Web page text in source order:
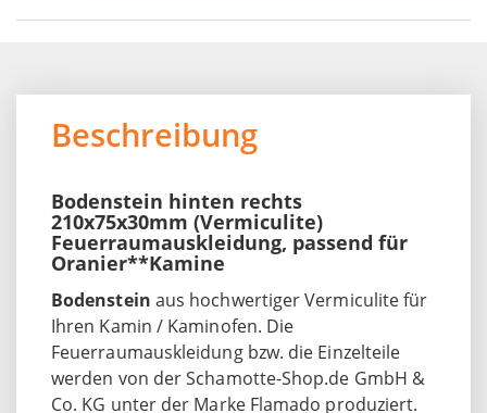
Beschreibung
Bodenstein hinten rechts
210x75x30mm (Vermiculite)
Feuerraumauskleidung, passend für
Oranier**Kamine
Bodenstein aus hochwertiger Vermiculite für
Ihren Kamin / Kaminofen. Die
Feuerraumauskleidung bzw. die Einzelteile
werden von der Schamotte-Shop.de GmbH &
Co. KG unter der Marke Flamado produziert.